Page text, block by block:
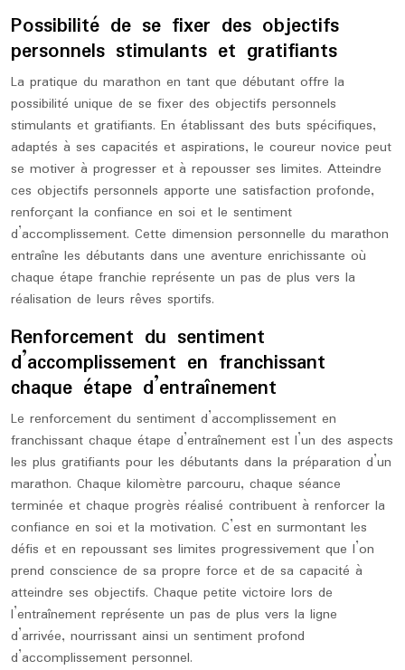
Possibilité de se fixer des objectifs
personnels stimulants et gratifiants
La pratique du marathon en tant que débutant offre la
possibilité unique de se fixer des objectifs personnels
stimulants et gratifiants. En établissant des buts spécifiques,
adaptés à ses capacités et aspirations, le coureur novice peut
se motiver à progresser et à repousser ses limites. Atteindre
ces objectifs personnels apporte une satisfaction profonde,
renforçant la confiance en soi et le sentiment
d’accomplissement. Cette dimension personnelle du marathon
entraîne les débutants dans une aventure enrichissante où
chaque étape franchie représente un pas de plus vers la
réalisation de leurs rêves sportifs.
Renforcement du sentiment
d’accomplissement en franchissant
chaque étape d’entraînement
Le renforcement du sentiment d’accomplissement en
franchissant chaque étape d’entraînement est l’un des aspects
les plus gratifiants pour les débutants dans la préparation d’un
marathon. Chaque kilomètre parcouru, chaque séance
terminée et chaque progrès réalisé contribuent à renforcer la
confiance en soi et la motivation. C’est en surmontant les
défis et en repoussant ses limites progressivement que l’on
prend conscience de sa propre force et de sa capacité à
atteindre ses objectifs. Chaque petite victoire lors de
l’entraînement représente un pas de plus vers la ligne
d’arrivée, nourrissant ainsi un sentiment profond
d’accomplissement personnel.